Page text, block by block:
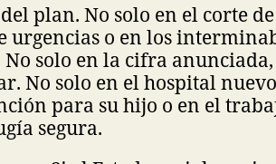
plan. No solo en el corte
urgencias o en los
solo en la cifra
No solo en el hospital
para su hijo o en el
segura.